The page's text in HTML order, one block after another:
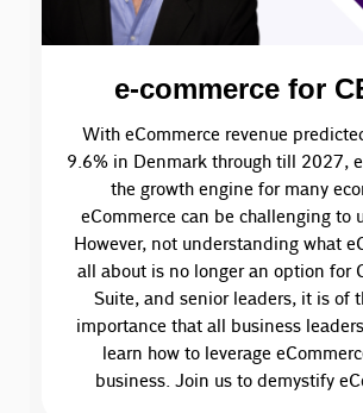
e-commerce for
With eCommerce revenue
9.6% in Denmark through till 2027,
the growth engine for many
eCommerce can be challenging to
However, not understanding what
all about is no longer an option for
Suite, and senior leaders, it is of
importance that all business
learn how to leverage
business. Join us to demystify